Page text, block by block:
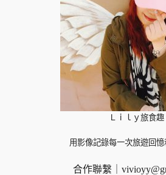
Ｌｉｌｙ旅食趣
用影像記錄每一次旅遊回
合作聯繫｜